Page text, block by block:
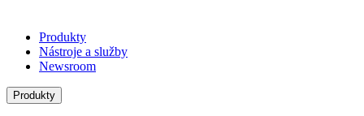
Produkty
Nástroje a služby
Newsroom
Produkty